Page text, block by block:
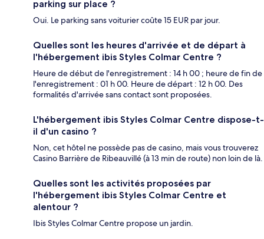
parking sur place ?
Oui. Le parking sans voiturier coûte 15 EUR par jour.
Quelles sont les heures d'arrivée et de départ à
l'hébergement ibis Styles Colmar Centre ?
Heure de début de l'enregistrement : 14 h 00 ; heure de fin de
l'enregistrement : 01 h 00. Heure de départ : 12 h 00. Des
formalités d'arrivée sans contact sont proposées.
L'hébergement ibis Styles Colmar Centre dispose-t-
il d'un casino ?
Non, cet hôtel ne possède pas de casino, mais vous trouverez
Casino Barrière de Ribeauvillé (à 13 min de route) non loin de là.
Quelles sont les activités proposées par
l'hébergement ibis Styles Colmar Centre et
alentour ?
Ibis Styles Colmar Centre propose un jardin.